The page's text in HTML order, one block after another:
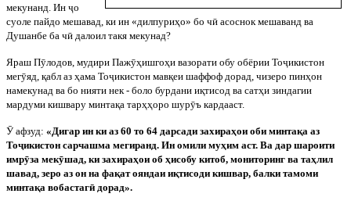
мекунанд Ин ҷо
суоле пайдо мешавад, ки ин «дилпуриҳо» бо чӣ асоснок мешаванд ва
Душанбе ба чӣ далоил такя мекунад?
Яраш Пӯлодов, мудири Пажӯҳишгоҳи вазорати обу обёрии Тоҷикистон
мегӯяд, қабл аз ҳама Тоҷикистон мавқеи шаффоф дорад, чизеро пинҳон
намекунад ва бо нияти нек - боло бурдани иқтисод ва сатҳи зиндагии
мардуми кишвару минтақа тарҳҳоро шурӯъ кардааст.
Ӯ афзуд: «Дигар ин ки аз 60 то 64 дарсади захираҳои оби минтақа аз
Тоҷикистон сарчашма мегиранд. Ин омили муҳим аст. Ва дар шароити
имрӯза мекӯшад, ки захираҳои об ҳисобу китоб, мониторинг ва таҳлил
шавад, зеро аз он на фақат ояндаи иқтисоди кишвар, балки тамоми
минтақа вобастагӣ дорад».